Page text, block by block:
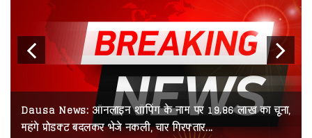
स्वास्थ्य
Dausa News: ऑनलाइन शॉपिंग के नाम पर 19.86 लाख का चूना,
महंगे प्रोडक्ट बदलकर भेजे नकली, चार गिरफ्तार...
Next